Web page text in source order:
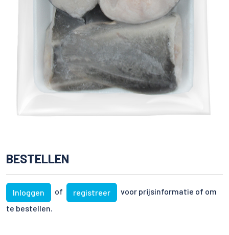
BESTELLEN
Inloggen of registreer
voor prijsinformatie of om
te bestellen.